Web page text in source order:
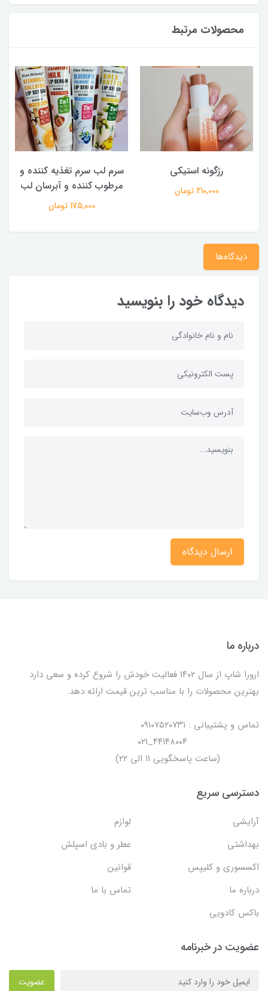
محصولات مرتبط
رژگونه استیکی
210,000 تومان
سرم لب سرم تغذیه کننده و
مرطوب کننده و آبرسان لب
175,000 تومان
دیدگاه‌ها
دیدگاه خود را بنویسید
ارسال دیدگاه
درباره ما
ارورا شاپ از سال ۱۴۰۲ فعالیت خودش را شروع کرده و سعی دارد
بهترین محصولات را با مناسب ترین قیمت ارائه دهد.
تماس و پشتیبانی : ۰۹۱۰۷۵۲۰۷۳۱
(ساعت پاسخگویی ۱۱ الی ۲۲)
دسترسی سریع
آرایشی
لوازم
بهداشتی
عطر و بادی اسپلش
اکسسوری و کلیپس
قوانین
درباره ما
تماس با ما
باکس کادویی
عضویت در خبرنامه
عضویت